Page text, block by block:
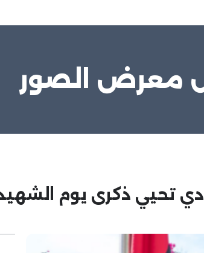
معرض الصور
تحيي ذكرى يوم